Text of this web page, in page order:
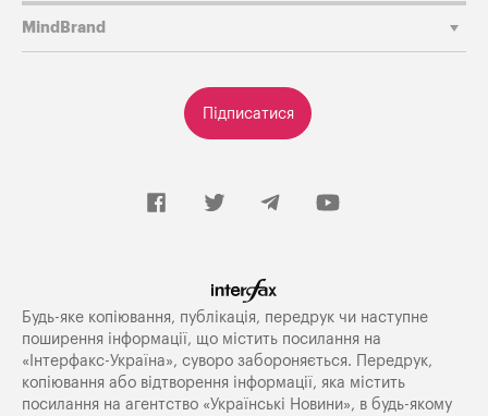
Підписатися
MindBrand
Будь-яке копiювання, публiкацiя, передрук чи наступне
поширення iнформацiї, що мiстить посилання на
«Iнтерфакс-Україна», суворо забороняється. Передрук,
копіювання або відтворення інформації, яка містить
посилання на агентство «Українські Новини», в будь-якому